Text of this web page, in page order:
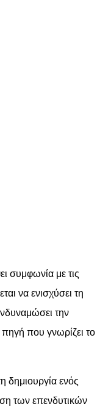
συμφωνία με τις
να ενισχύσει τη
την
που γνωρίζει το
δημιουργία ενός
των επενδυτικών